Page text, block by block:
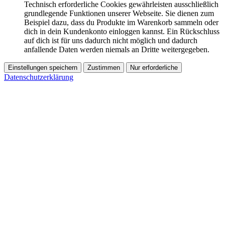
Technisch erforderliche Cookies gewährleisten ausschließlich
grundlegende Funktionen unserer Webseite. Sie dienen zum
Beispiel dazu, dass du Produkte im Warenkorb sammeln oder
dich in dein Kundenkonto einloggen kannst. Ein Rückschluss
auf dich ist für uns dadurch nicht möglich und dadurch
anfallende Daten werden niemals an Dritte weitergegeben.
Einstellungen speichern Zustimmen Nur erforderliche
Datenschutzerklärung